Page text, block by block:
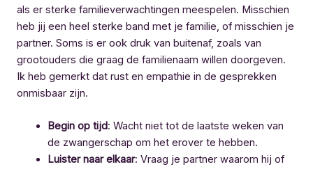
als er sterke familieverwachtingen meespelen. Misschien
heb jij een heel sterke band met je familie, of misschien je
partner. Soms is er ook druk van buitenaf, zoals van
grootouders die graag de familienaam willen doorgeven.
Ik heb gemerkt dat rust en empathie in de gesprekken
onmisbaar zijn.
Begin op tijd: Wacht niet tot de laatste weken van
de zwangerschap om het erover te hebben.
Luister naar elkaar: Vraag je partner waarom hij of